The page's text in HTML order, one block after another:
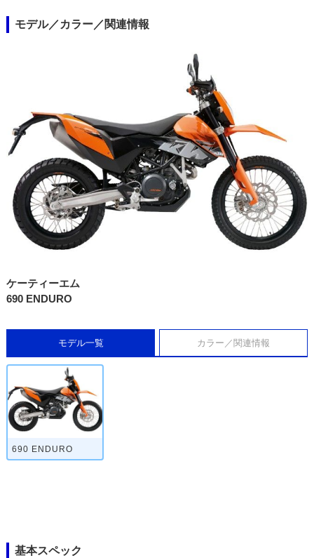
モデル／カラー／関連情報
ケーティーエム
690 ENDURO
モデル一覧 カラー／関連情報
690 ENDURO
基本スペック